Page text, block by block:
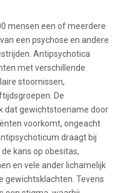
mensen een of meerdere
een psychose en andere
Antipsychotica
met verschillende
stoornissen,
De
dat gewichtstoename door
voorkomt, ongeacht
draagt bij
kans op obesitas,
en vele ander lichamelijk
gewichtsklachten. Tevens